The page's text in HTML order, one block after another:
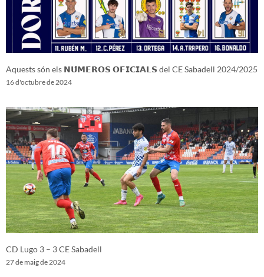
Aquests són els 𝗡𝗨́𝗠𝗘𝗥𝗢𝗦 𝗢𝗙𝗜𝗖𝗜𝗔𝗟𝗦 del CE Sabadell 2024/2025
16 d'octubre de 2024
CD Lugo 3 – 3 CE Sabadell
27 de maig de 2024